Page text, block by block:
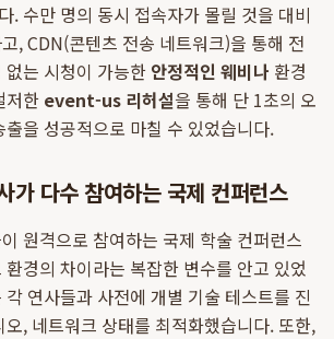
. 수만 명의 동시 접속자가 몰릴 것을 대비
, CDN(콘텐츠 전송 네트워크)을 통해 전
는 시청이 가능한 안정적인 웨비나 환경
저한 event-us 리허설을 통해 단 1초의 오
을 성공적으로 마칠 수 있었습니다.
가 다수 참여하는 국제 컨퍼런스
원격으로 참여하는 국제 학술 컨퍼런스
경의 차이라는 복잡한 변수를 안고 있었
연사들과 사전에 개별 기술 테스트를 진
, 네트워크 상태를 최적화했습니다. 또한,